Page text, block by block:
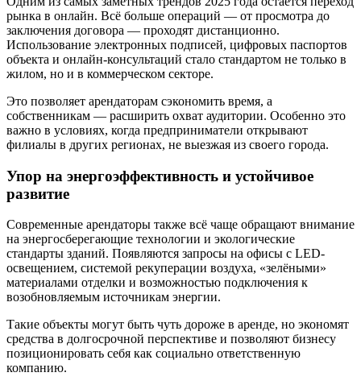
рынка в онлайн. Всё больше операций — от просмотра до
заключения договора — проходят дистанционно.
Использование электронных подписей, цифровых паспортов
объекта и онлайн-консультаций стало стандартом не только в
жилом, но и в коммерческом секторе.
Это позволяет арендаторам сэкономить время, а
собственникам — расширить охват аудитории. Особенно это
важно в условиях, когда предприниматели открывают
филиалы в других регионах, не выезжая из своего города.
Упор на энергоэффективность и устойчивое
развитие
Современные арендаторы также всё чаще обращают внимание
на энергосберегающие технологии и экологические
стандарты зданий. Появляются запросы на офисы с LED-
освещением, системой рекуперации воздуха, «зелёными»
материалами отделки и возможностью подключения к
возобновляемым источникам энергии.
Такие объекты могут быть чуть дороже в аренде, но экономят
средства в долгосрочной перспективе и позволяют бизнесу
позиционировать себя как социально ответственную
компанию.